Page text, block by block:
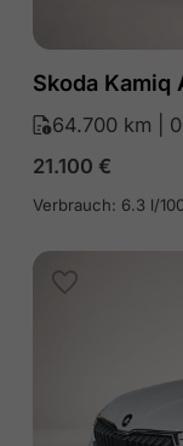
Skoda Kamiq
64.700 km |
21.100 €
Verbrauch: 6.3 l/